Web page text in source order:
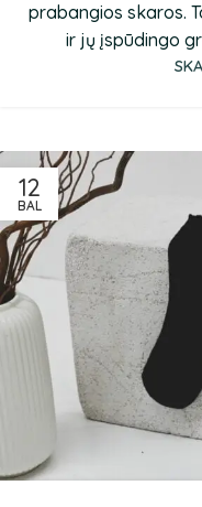
prabangios skaros.
ir jų įspūdingo
12
BAL